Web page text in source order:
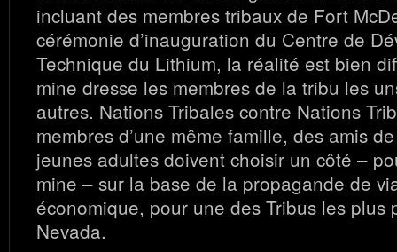
incluant des membres tribaux de Fort
cérémonie d’inauguration du Centre de
Technique du Lithium, la réalité est bien
mine dresse les membres de la tribu les
autres. Nations Tribales contre Nations
membres d’une même famille, des amis
jeunes adultes doivent choisir un côté –
mine – sur la base de la propagande de
économique, pour une des Tribus les plus
Nevada.